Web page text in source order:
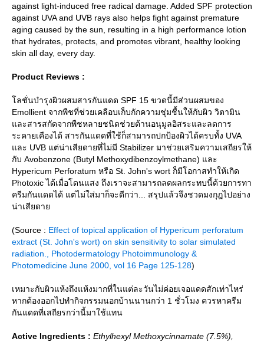
against light-induced free radical damage. Added SPF protection
against UVA and UVB rays also helps fight against premature
aging caused by the sun, resulting in a high performance lotion
that hydrates, protects, and promotes vibrant, healthy looking
skin all day, every day.
Product Reviews :
ลชั่นบำรุงผิวผสมสารกันแดด SPF 15 ขวดนี้มีส่วนผสมของ
Emollient จากพืชที่ช่วยเคลือบเก็บกักความชุ่มชื้นให้กับผิว วิตามิน
ละสารสกัดจากพืชหลายชนิดช่วยต้านอนุมูลอิสระและลดการ
ระคายเคืองได้ สารกันแดดที่ใช้ก็สามารถปกป้องผิวได้ครบทั้ง UVA
ละ UVB แต่น่าเสียดายที่ไม่มี Stabilizer มาช่วยเสริมความเสถียรให้
กับ Avobenzone (Butyl Methoxydibenzoylmethane) และ
Hypericum Perforatum หรือ St. John's wort ก็มีโอกาสทำให้เกิด
Photoxic ได้เมื่อโดนแสง ถึงเราจะสามารถลดผลกระทบนี้ด้วยการทา
ครีมกันแดดได้ แต่ไม่ใส่มาก็จะดีกว่า... สรุปแล้วจึงชวดมงกุฎไปอย่าง
น่าเสียดา
(Source : Effect of topical application of Hypericum perforatum
extract (St. John's wort) on skin sensitivity to solar simulated
radiation., Photodermatology Photoimmunology &
Photomedicine June 2000, vol 16 Page 125-128)
เหมาะกับผิวแห้งถึงแห้งมากที่ในแต่ละวันไม่ค่อยเจอแดดสักเท่าไหร่
หากต้องออกไปทำกิจกรรมนอกบ้านนานกว่า 1 ชั่วโมง ควรหาครีม
กันแดดที่เสถียรกว่านี้มาใช้แทน
Active Ingredients : Ethylhexyl Methoxycinnamate (7.5%),